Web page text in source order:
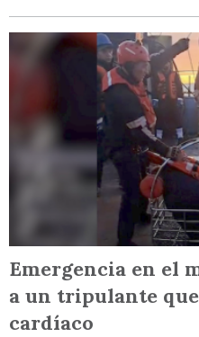
Emergencia en el
a un tripulante
cardíaco